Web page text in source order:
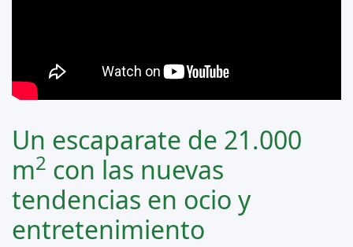
Un escaparate de 21.000
m2 con las nuevas
tendencias en ocio y
entretenimiento